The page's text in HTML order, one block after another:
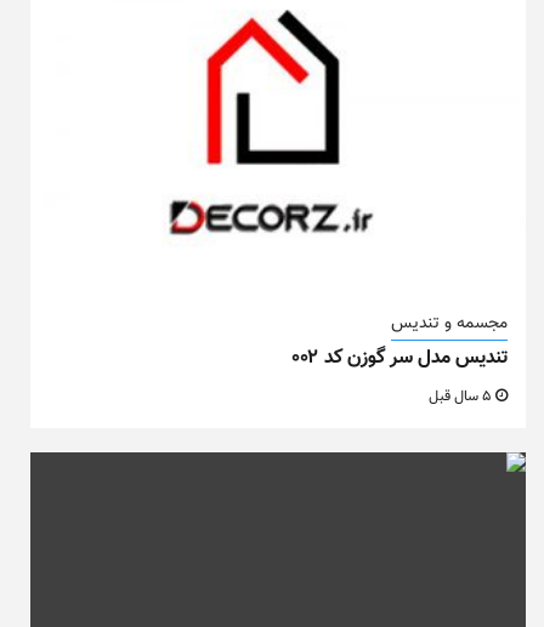
مجسمه و تندیس
تندیس مدل سر گوزن کد ۰۰۲